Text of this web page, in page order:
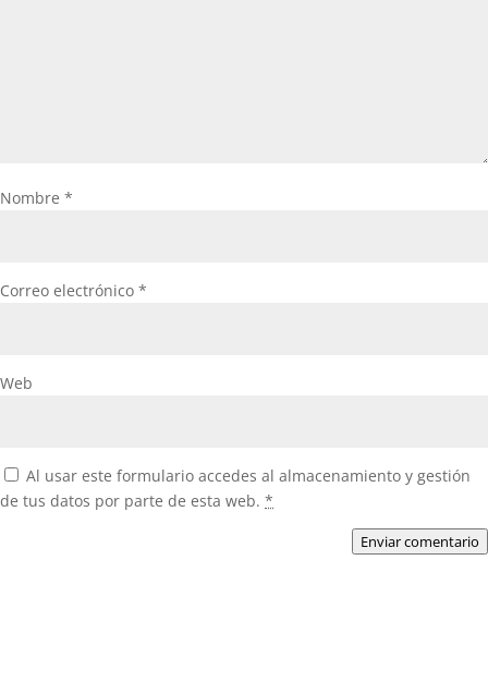
Nombre *
Correo electrónico *
Web
Al usar este formulario accedes al almacenamiento y gestión
de tus datos por parte de esta web. *
Enviar comentario